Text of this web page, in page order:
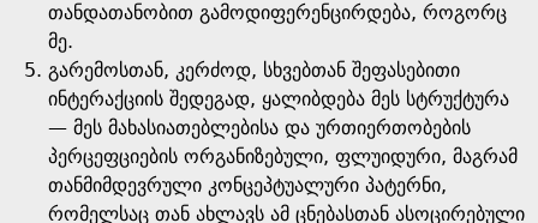
თანდათანობით გამოდიფერენცირდება, როგორც
მე.
გარემოსთან, კერძოდ, სხვებთან შეფასებითი
ინტერაქციის შედეგად, ყალიბდება მეს სტრუქტურა
— მეს მახასიათებლებისა და ურთიერთობების
პერცეფციების ორგანიზებული, ფლუიდური, მაგრამ
თანმიმდევრული კონცეპტუალური პატერნი,
რომელსაც თან ახლავს ამ ცნებასთან ასოცირებული